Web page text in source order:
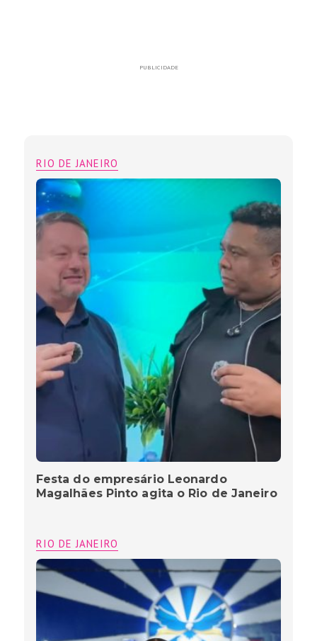
PUBLICIDADE
RIO DE JANEIRO
Festa do empresário Leonardo
Magalhães Pinto agita o Rio de Janeiro
RIO DE JANEIRO